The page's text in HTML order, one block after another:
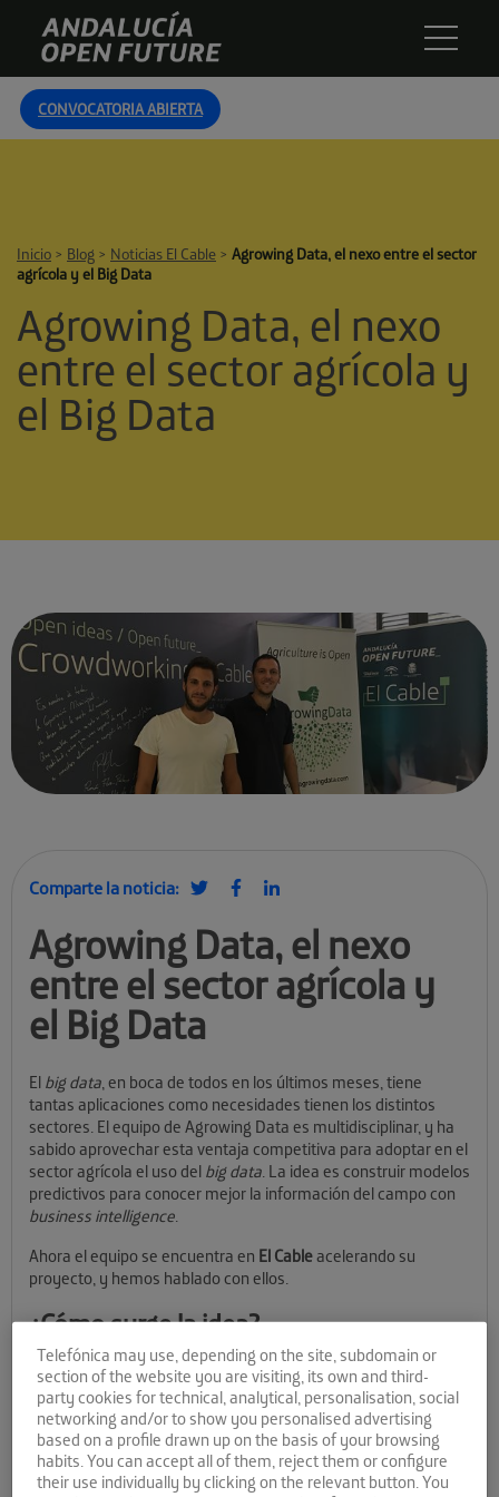
content
Andalucía
Open
Future
CONVOCATORIA ABIERTA
Inicio > Blog > Noticias El Cable > Agrowing Data, el nexo entre el sector
agrícola y el Big Data
Agrowing Data, el nexo
entre el sector agrícola y
el Big Data
Comparte la noticia:
Agrowing Data, el nexo
entre el sector agrícola y
el Big Data
El big data, en boca de todos en los últimos meses, tiene
tantas aplicaciones como necesidades tienen los distintos
sectores. El equipo de Agrowing Data es multidisciplinar, y ha
sabido aprovechar esta ventaja competitiva para adoptar en el
sector agrícola el uso del big data. La idea es construir modelos
predictivos para conocer mejor la información del campo con
business intelligence.
Ahora el equipo se encuentra en El Cableacelerando su
proyecto, y hemos hablado con ellos.
¿Cómo surge la idea?
Agrowing Data es una iniciativa que se enfoca en ayudar a las
empresas agrícolas y las administraciones para sacar el
potencial de sus datos.
Agrowing Data empezó en agosto de 2016, cuando yo estaba
trabajando en Roma en una empresa de semillas – nos cuenta
Manuel Valverde, CEO de Agrowing Data. Estaba viendo desde
Telefónica may use, depending on the site, subdomain or
section of the website you are visiting, its own and third-
party cookies for technical, analytical, personalisation, social
networking and/or to show you personalised advertising
based on a profile drawn up on the basis of your browsing
habits. You can accept all of them, reject them or configure
their use individually by clicking on the relevant button. You